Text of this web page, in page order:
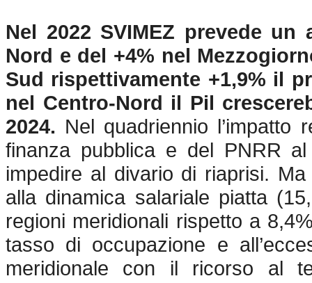
Nel 2022 SVIMEZ prevede
Nord e del +4% nel
Sud rispettivamente +1,9% il
nel Centro-Nord il Pil
2024. Nel quadriennio l’impatto
finanza pubblica e del PNRR
impedire al divario di riaprisi.
alla dinamica salariale piatta
regioni meridionali rispetto a
tasso di occupazione e
meridionale con il ricorso al